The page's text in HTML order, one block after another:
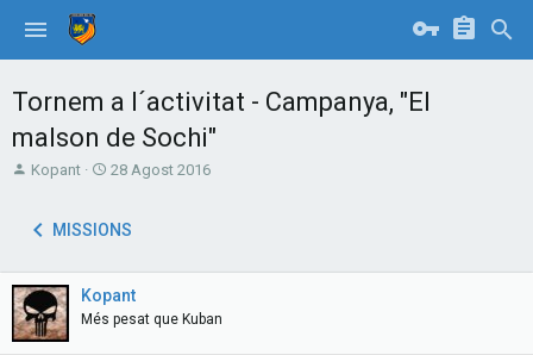
Tornem a l´activitat - Campanya, "El
malson de Sochi"
T
e
d
s
t
a
Kopant
S
r
d
a
t
28 Agost 2016
MISSIONS
Kopant
Més pesat que Kuban